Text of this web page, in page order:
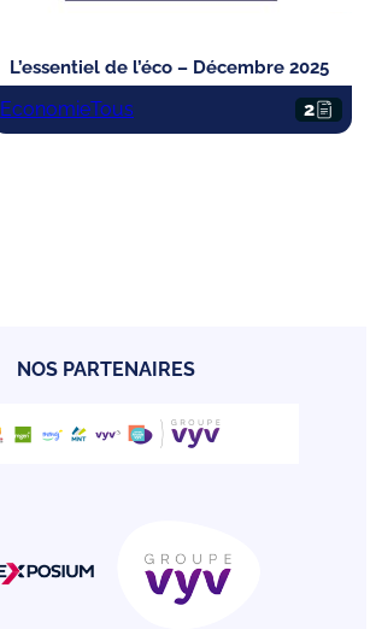
L’essentiel de l’éco – Décembre 2025
EconomieTous 2
NOS PARTENAIRES